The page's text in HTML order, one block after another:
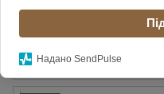
Надано SendPulse
Купить